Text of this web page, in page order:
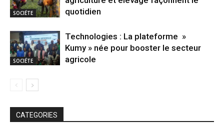
SOCIÉTE
quotidien
SOCIÉTE
Technologies : La plateforme »
Kumy » née pour booster le secteur
agricole
CATEGORIES